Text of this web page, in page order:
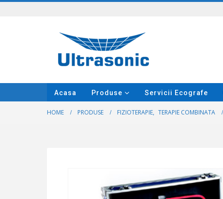
Acasa Produse Servicii Ecografe
HOME PRODUSE FIZIOTERAPIE, TERAPIE COMBINATA